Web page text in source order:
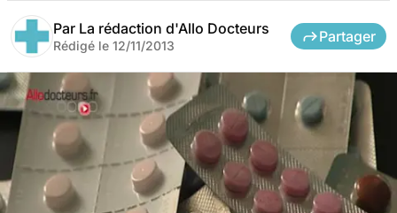
Par La rédaction d'Allo Docteurs
Rédigé le 12/11/2013
Partager